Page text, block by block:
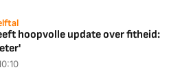
hoopvolle update over fitheid: